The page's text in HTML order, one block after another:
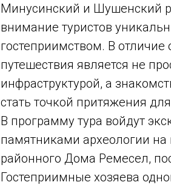
Минусинский и Шушенский
внимание туристов
гостеприимством. В
путешествия является не
инфраструктурой, а
стать точкой притяжения
В программу тура войдут
памятниками археологии
районного Дома Ремесел,
Гостеприимные хозяева